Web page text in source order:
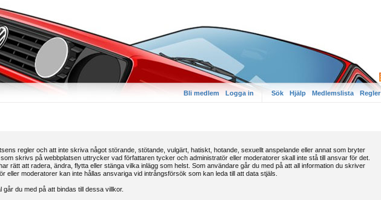
Bli medlem Logga in Sök Hjälp Medlemslista Regler
regler och att inte skriva något störande, stötande, vulgärt, hatiskt, hotande, sexuellt anspelande eller annat som bryter
skrivs på webbplatsen uttrycker vad författaren tycker och administratör eller moderatorer skall inte stå till ansvar för det.
rätt att radera, ändra, flytta eller stänga vilka inlägg som helst. Som användare går du med på att all information du skriver
eller moderatorer kan inte hållas ansvariga vid intrångsförsök som kan leda till att data stjäls.
du med på att bindas till dessa villkor.